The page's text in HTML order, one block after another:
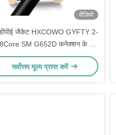
वीडियो
जैकेट HXCOWO GYFTY 2-
SM G652D कनेक्शन के लिए
डक्ट फाइबर ऑप्टिक केबल
सर्वोत्तम मूल्य प्राप्त करें